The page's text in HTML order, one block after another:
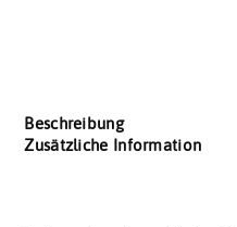
Beschreibung
Zusätzliche Information